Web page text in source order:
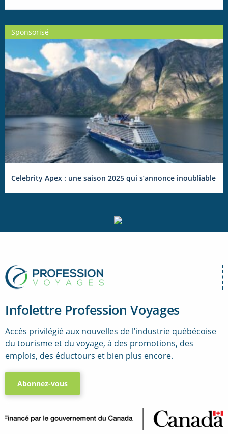
Sponsorisé
Celebrity Apex : une saison 2025 qui s’annonce inoubliable
Infolettre Profession Voyages
Accès privilégié aux nouvelles de l’industrie québécoise
du tourisme et du voyage, à des promotions, des
emplois, des éductours et bien plus encore.
Abonnez-vous